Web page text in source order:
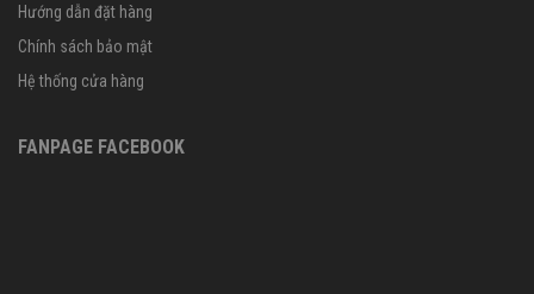
Hướng dẫn đặt hàng
Chính sách bảo mật
Hệ thống cửa hàng
FANPAGE FACEBOOK